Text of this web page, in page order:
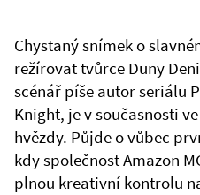
Chystaný snímek o
režírovat tvůrce Duny
scénář píše autor seriálu
Knight, je v současnosti
hvězdy. Půjde o vůbec
kdy společnost Amazon
plnou kreativní kontrolu